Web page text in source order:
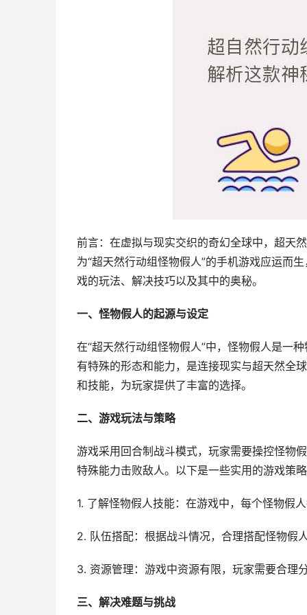
前言：在虚拟与现实交织的奇幻全球中，超天
为“超天然行动组怪物假人”的手机游戏应运而
戏的玩法、解决技巧以及其中的奥秘。
一、怪物假人的起源与设定
在“超天然行动组怪物假人”中，怪物假人是一
有特殊的形态和能力，是连接现实与超天然全
和技能，为玩家提供了丰富的选择。
二、游戏玩法与策略
游戏采用回合制战斗模式，玩家需要操控怪物
特殊能力击败敌人。以下是一些实用的游戏策
1. 了解怪物假人技能：在游戏中，每个怪物假
2. 队伍搭配：根据战斗情况，合理搭配怪物假
3. 资源管理：游戏中资源有限，玩家需要合理
三、解决难题与挑战